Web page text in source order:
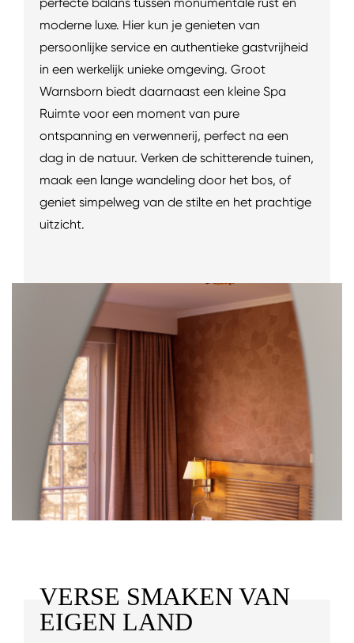
moderne luxe. Hier kun je genieten van
persoonlijke service en authentieke gastvrijheid
in een werkelijk unieke omgeving. Groot
Warnsborn biedt daarnaast een kleine Spa
Ruimte voor een moment van pure
ontspanning en verwennerij, perfect na een
dag in de natuur. Verken de schitterende tuinen,
maak een lange wandeling door het bos, of
geniet simpelweg van de stilte en het prachtige
uitzicht.
VERSE SMAKEN VAN
EIGEN LAND